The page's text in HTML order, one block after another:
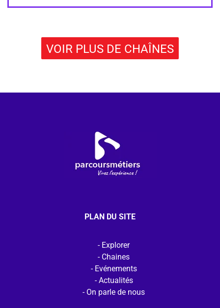
VOIR PLUS DE CHAÎNES
PLAN DU SITE
Explorer
Chaines
Evénements
Actualités
On parle de nous